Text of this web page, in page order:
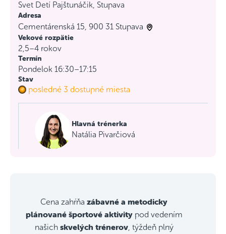
Svet Detí Pajštunáčik, Stupava
Adresa
Cementárenská 15, 900 31 Stupava
Vekové rozpätie
2,5–4 rokov
Termín
Pondelok 16:30–17:15
Stav
posledné 3 dostupné miesta
Hlavná trénerka
Natália Pivarčiová
Cena zahŕňa zábavné a metodicky
plánované športové aktivitypod vedením
našich skvelých trénerov, týždeň plný